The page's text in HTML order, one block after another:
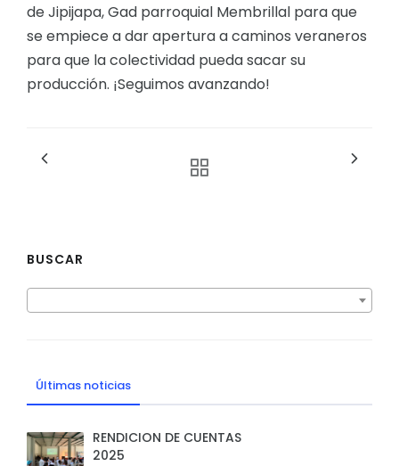
de Jipijapa, Gad parroquial Membrillal para que
se empiece a dar apertura a caminos veraneros
para que la colectividad pueda sacar su
producción. ¡Seguimos avanzando!
BUSCAR
Últimas noticias
RENDICION DE CUENTAS
2025